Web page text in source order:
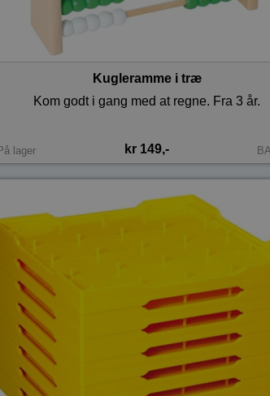
Kugleramme i træ
Kom godt i gang med at regne. Fra 3 år.
lager kr 149,-